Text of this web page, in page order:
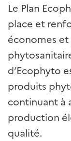
Le Plan
place et
économes
d’Ecophyto
produits
continuant à
production
qualité.